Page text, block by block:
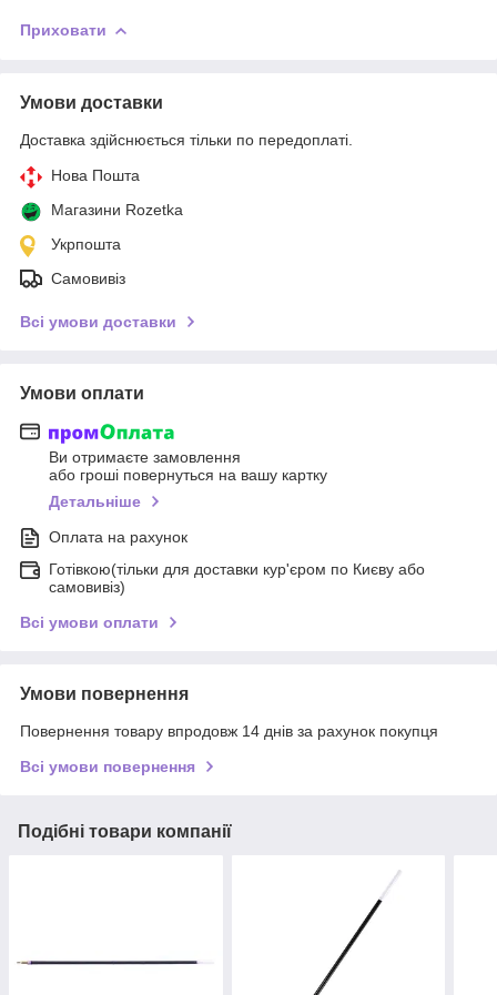
Приховати
Умови доставки
Доставка здійснюється тільки по передоплаті.
Нова Пошта
Магазини Rozetka
Укрпошта
Самовивіз
Всі умови доставки
Умови оплати
Ви отримаєте замовлення
або гроші повернуться на вашу картку
Детальніше
Оплата на рахунок
Готівкою(тільки для доставки кур'єром по Києву або
самовивіз)
Всі умови оплати
Умови повернення
Повернення товару впродовж 14 днів за рахунок покупця
Всі умови повернення
Подібні товари компанії